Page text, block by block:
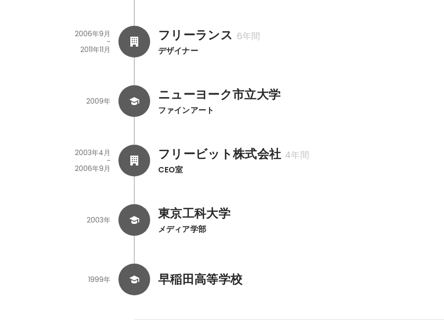
フリーランス 6年間
デザイナー
2006年9月
-
2011年11月
ニューヨーク市立大学
ファインアート
2009年
フリービット株式会社 4年間
CEO室
2003年4月
-
2006年9月
東京工科大学
メディア学部
2003年
早稲田高等学校
1999年